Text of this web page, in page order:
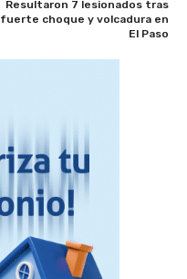
Resultaron 7 lesionados tras
fuerte choque y volcadura en
El Paso